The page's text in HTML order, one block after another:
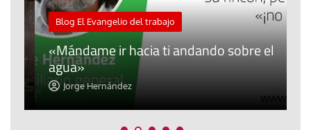
Blog El Evangelio del trabajo
«Mándame ir hacia ti andando sobre el
agua»
Jorge Hernández